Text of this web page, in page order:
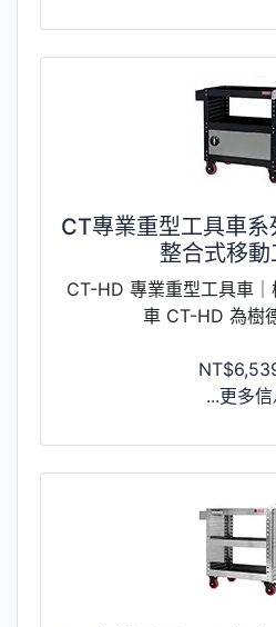
CT專業重型工具車
整合式移
CT-HD 專業重型工具車
車 CT-HD 為樹
...更多